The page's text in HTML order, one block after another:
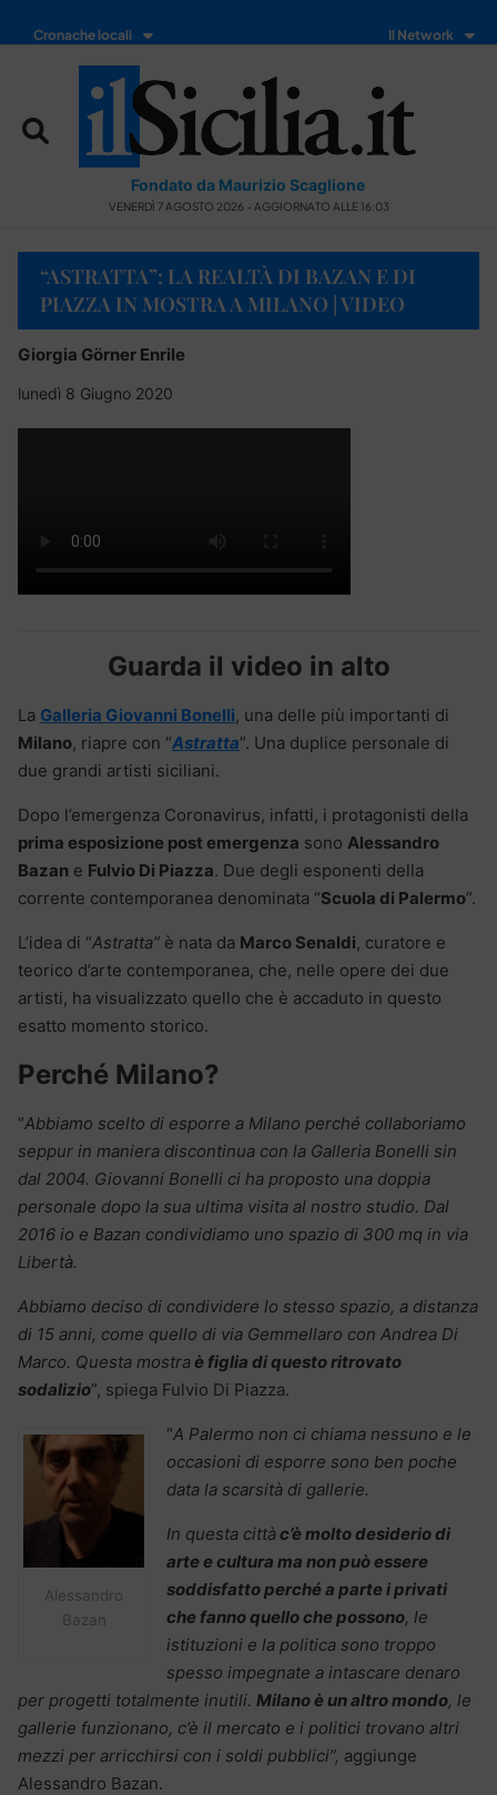
Cronache locali Il Network
Fondato da Maurizio Scaglione
VENERDÌ 7 AGOSTO 2026 - AGGIORNATO ALLE 16:03
“ASTRATTA”: LA REALTÀ DI BAZAN E DI
PIAZZA IN MOSTRA A MILANO | VIDEO
Giorgia Görner Enrile
lunedì 8 Giugno 2020
Guarda il video in alto
La Galleria Giovanni Bonelli, una delle più importanti di
Milano, riapre con “Astratta”. Una duplice personale di
due grandi artisti siciliani.
Dopo l’emergenza Coronavirus, infatti, i protagonisti della
prima esposizione post emergenza sono Alessandro
Bazan e Fulvio Di Piazza. Due degli esponenti della
corrente contemporanea denominata “Scuola di Palermo”.
L’idea di “Astratta” è nata da Marco Senaldi, curatore e
teorico d’arte contemporanea, che, nelle opere dei due
artisti, ha visualizzato quello che è accaduto in questo
esatto momento storico.
Perché Milano?
“Abbiamo scelto di esporre a Milano perché collaboriamo
seppur in maniera discontinua con la Galleria Bonelli sin
dal 2004. Giovanni Bonelli ci ha proposto una doppia
personale dopo la sua ultima visita al nostro studio. Dal
2016 io e Bazan condividiamo uno spazio di 300 mq in via
Libertà.
Abbiamo deciso di condividere lo stesso spazio, a distanza
di 15 anni, come quello di via Gemmellaro con Andrea Di
Marco. Questa mostraè figlia di questo ritrovato
sodalizio”, spiega Fulvio Di Piazza.
Alessandro
Bazan
“A Palermo non ci chiama nessuno e le
occasioni di esporre sono ben poche
data la scarsità di gallerie.
In questa cittàc’è molto desiderio di
arte e cultura ma non può essere
soddisfatto perché a parte i privati
che fanno quello che possono, le
istituzioni e la politica sono troppo
spesso impegnate a intascare denaro
per progetti totalmente inutili. Milano è un altro mondo, le
gallerie funzionano, c’è il mercato e i politici trovano altri
mezzi per arricchirsi con i soldi pubblici”, aggiunge
Alessandro Bazan.